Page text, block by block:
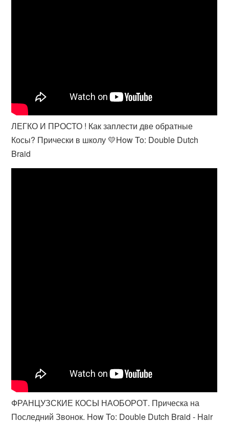
ЛЕГКО И ПРОСТО ! Как заплести две обратные
Косы? Прически в школу 💛How To: Double Dutch
Braid
ФРАНЦУЗСКИЕ КОСЫ НАОБОРОТ. Прическа на
Последний Звонок. How To: Double Dutch Braid - Hair